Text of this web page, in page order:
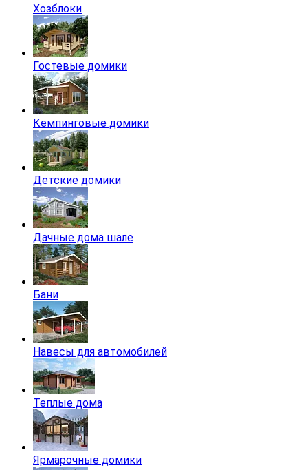
Хозблоки
Гостевые домики
Кемпинговые домики
Детские домики
Дачные дома шале
Бани
Навесы для автомобилей
Теплые дома
Ярмарочные домики